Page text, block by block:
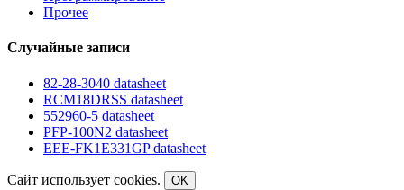
Прочее
Случайные записи
82-28-3040 datasheet
RCM18DRSS datasheet
552960-5 datasheet
PFP-100N2 datasheet
EEE-FK1E331GP datasheet
Сайт использует cookies.
OK